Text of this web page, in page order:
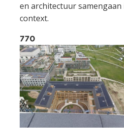
en architectuur samengaan
context.
770